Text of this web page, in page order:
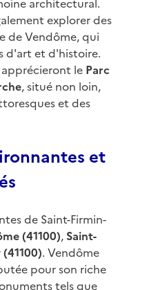
architectural.
explorer des
de Vendôme, qui
d'art et d'histoire.
le Parc
, situé non loin,
et des
et
de Saint-Firmin-
(41100), Saint-
. Vendôme
pour son riche
tels que